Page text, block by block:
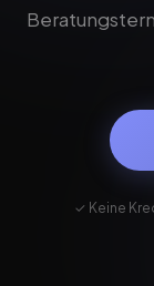
✓ Keine